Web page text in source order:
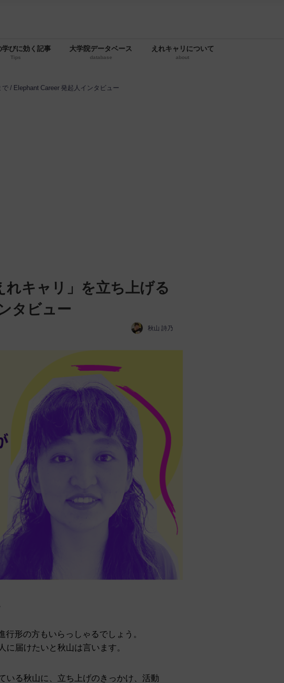
学びに効く記事
Tips
大学院データベース
database
えれキャリについて
about
/ Elephant Career 発起人インタビュー
キャリ」を立ち上げる
タビュー
秋山 詩乃
行形の方もいらっしゃるでしょう。
に届けたいと秋山は言います。
いる秋山に、立ち上げのきっかけ、活動